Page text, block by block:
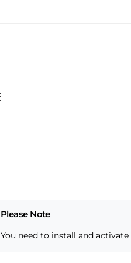
Please Note
You need to install and activate